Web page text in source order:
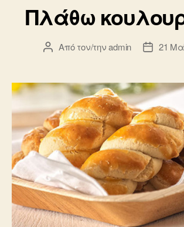
Πλάθω
Συντάκτης
Από τον/τηνadmin
Ημ.21